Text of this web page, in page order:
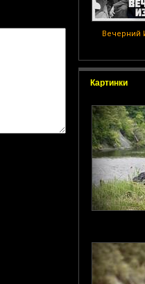
Вечерний
Картинки